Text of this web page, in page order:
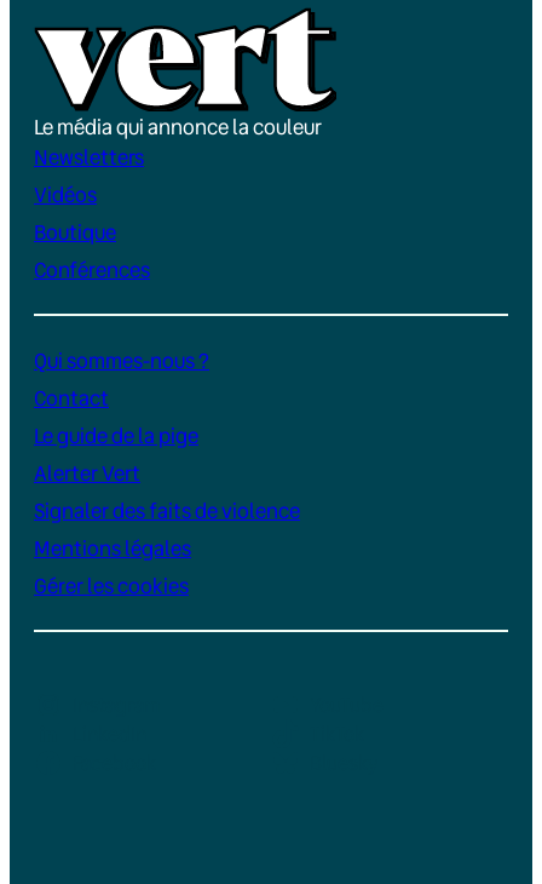
Le média qui annonce la couleur
Newsletters
Vidéos
Boutique
Conférences
Qui sommes-nous ?
Contact
Le guide de la pige
Alerter Vert
Signaler des faits de violence
Mentions légales
Gérer les cookies